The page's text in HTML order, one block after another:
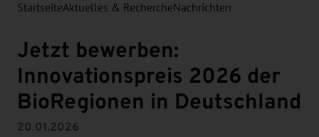
StartseiteAktuelles & RechercheNachrichten
Jetzt bewerben:
Innovationspreis 2026 der
BioRegionen in Deutschland
20.01.2026